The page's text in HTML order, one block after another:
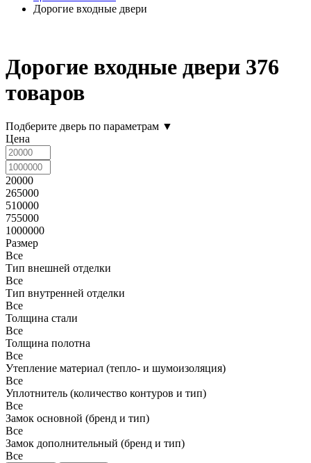
Дорогие входные двери
Дорогие входные двери 376
товаров
Подберите дверь по параметрам ▼
Цена
20000
265000
510000
755000
1000000
Размер
Все
Тип внешней отделки
Все
Тип внутренней отделки
Все
Толщина стали
Все
Толщина полотна
Все
Утепление материал (тепло- и шумоизоляция)
Все
Уплотнитель (количество контуров и тип)
Все
Замок основной (бренд и тип)
Все
Замок дополнительный (бренд и тип)
Все